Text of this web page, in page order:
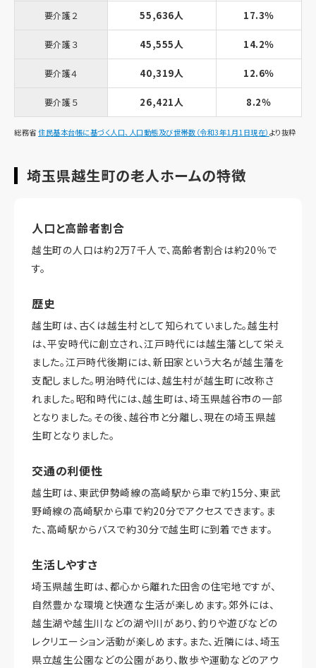
要介護２ 55,636人 17.3％
要介護３ 45,555人 14.2％
要介護４ 40,319人 12.6％
要介護５ 26,421人 8.2％
総務省住民基本台帳に基づく人口、人口動態及び世帯数（令和3年1月1日現在） より抜粋
埼玉県越生町の老人ホームの特徴
人口と高齢者割合
越生町の人口は約2万7千人で、高齢者割合は約20％で
す。
歴史
越生町は、古くは越生村として知られていました。越生村
は、平安時代に創立され、江戸時代には越生藩として栄え
ました。江戸時代後期には、新田家という大名が越生藩を
支配しました。明治時代には、越生村が越生町に改称さ
れました。昭和時代には、越生町は、埼玉県越谷市の一部
となりました。その後、越谷市と分離し、現在の埼玉県越
生町となりました。
交通の利便性
越生町は、東武伊勢崎線の高崎駅から車で約15分、東武
野崎線の高崎駅から車で約20分でアクセスできます。ま
た、高崎駅からバスで約30分で越生町に到着できます。
生活しやすさ
埼玉県越生町は、都心から離れた田舎の住宅地ですが、
自然豊かな環境と快適な生活が楽しめます。郊外には、
越生湖や越生川などの湖や川があり、釣りや遊びなどの
レクリエーション活動が楽しめます。また、近隣には、埼玉
県立越生公園などの公園があり、散歩や運動などのアウ